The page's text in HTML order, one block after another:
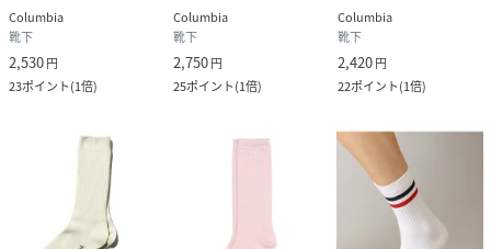
Columbia
靴下
2,530円
23ポイント(1倍)
Columbia
靴下
2,750円
25ポイント(1倍)
Columbia
靴下
2,420円
22ポイント(1倍)